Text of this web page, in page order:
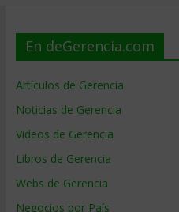
En deGerencia.com
Artículos de Gerencia
Noticias de Gerencia
Videos de Gerencia
Libros de Gerencia
Webs de Gerencia
Negocios por País